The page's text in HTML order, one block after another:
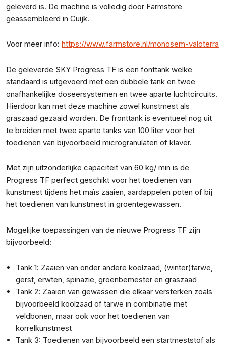
geleverd is. De machine is volledig door Farmstore
geassembleerd in Cuijk.
Voor meer info: https://www.farmstore.nl/monosem-valoterra
De geleverde SKY Progress TF is een fonttank welke
standaard is uitgevoerd met een dubbele tank en twee
onafhankelijke doseersystemen en twee aparte luchtcircuits.
Hierdoor kan met deze machine zowel kunstmest als
graszaad gezaaid worden. De fronttank is eventueel nog uit
te breiden met twee aparte tanks van 100 liter voor het
toedienen van bijvoorbeeld microgranulaten of klaver.
Met zijn uitzonderlijke capaciteit van 60 kg/ min is de
Progress TF perfect geschikt voor het toedienen van
kunstmest tijdens het maïs zaaien, aardappelen poten of bij
het toedienen van kunstmest in groentegewassen.
Mogelijke toepassingen van de nieuwe Progress TF zijn
bijvoorbeeld:
Tank 1: Zaaien van onder andere koolzaad, (winter)tarwe,
gerst, erwten, spinazie, groenbemester en graszaad
Tank 2: Zaaien van gewassen die elkaar versterken zoals
bijvoorbeeld koolzaad of tarwe in combinatie met
veldbonen, maar ook voor het toedienen van
korrelkunstmest
Tank 3: Toedienen van bijvoorbeeld een startmeststof als